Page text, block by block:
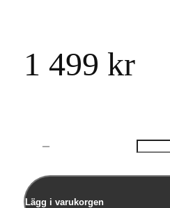
1 499 kr
Lägg i varukorgen